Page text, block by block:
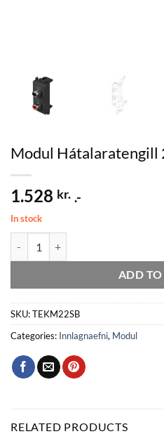
Modul Hátalaratengill
1.528 kr. .-
In stock
ADD
SKU:TEKM22SB
Categories: Innlagnaefni, Modul
RELATED PRODUCTS